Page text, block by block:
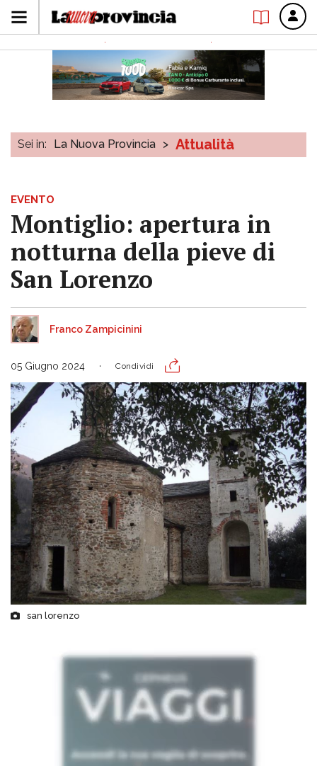
Sei in: La Nuova Provincia > Attualità
EVENTO
Montiglio: apertura in
notturna della pieve di
San Lorenzo
Franco Zampicinini
05 Giugno 2024 Condividi
san lorenzo